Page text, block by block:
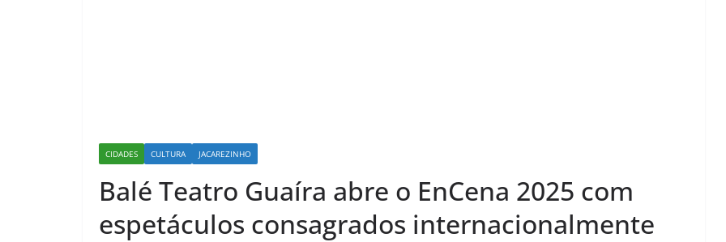
CIDADES CULTURA JACAREZINHO
Balé Teatro Guaíra abre o EnCena 2025 com
espetáculos consagrados internacionalmente